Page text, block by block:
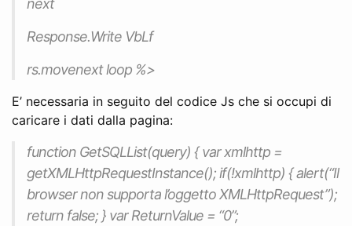
next
Response.Write VbLf
rs.movenext loop %>
E’ necessaria in seguito del codice Js che si occupi di
caricare i dati dalla pagina:
function GetSQLList(query) { var xmlhttp =
getXMLHttpRequestInstance(); if(!xmlhttp) { alert(“Il
browser non supporta l’oggetto XMLHttpRequest”);
return false; } var ReturnValue = “0”;